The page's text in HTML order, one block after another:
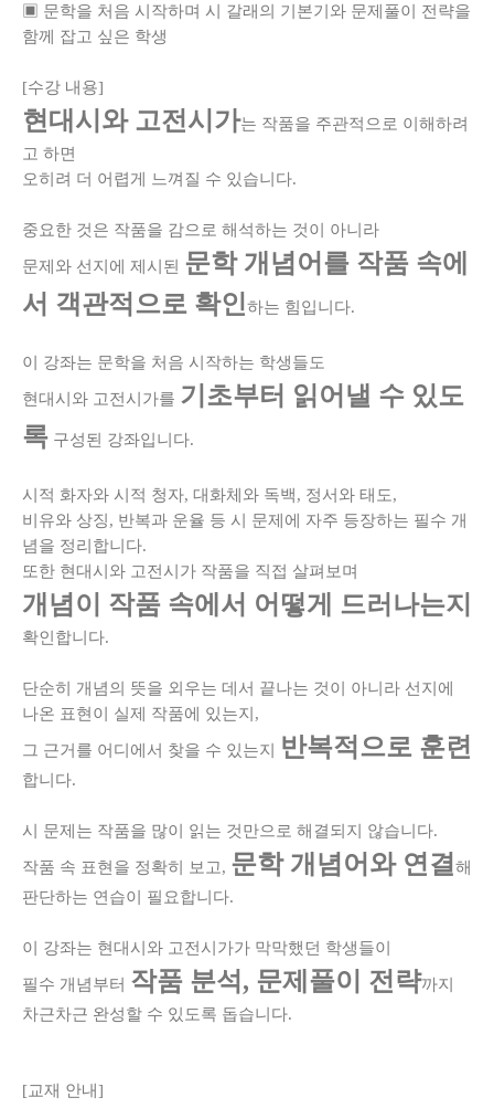
▣ 문학을 처음 시작하며 시 갈래의 기본기와 문제풀이 전략을
함께 잡고 싶은 학생
[수강 내용]
현대시와 고전시가는 작품을 주관적으로 이해하려
고 하면
오히려 더 어렵게 느껴질 수 있습니다.
중요한 것은 작품을 감으로 해석하는 것이 아니라
문제와 선지에 제시된 문학 개념어를 작품 속에
서 객관적으로 확인하는 힘입니다.
이 강좌는 문학을 처음 시작하는 학생들도
현대시와 고전시가를 기초부터 읽어낼 수 있도
록 구성된 강좌입니다.
시적 화자와 시적 청자, 대화체와 독백, 정서와 태도,
비유와 상징, 반복과 운율 등 시 문제에 자주 등장하는 필수 개
념을 정리합니다.
또한 현대시와 고전시가 작품을 직접 살펴보며
개념이 작품 속에서 어떻게 드러나는지
확인합니다.
단순히 개념의 뜻을 외우는 데서 끝나는 것이 아니라 선지에
나온 표현이 실제 작품에 있는지,
그 근거를 어디에서 찾을 수 있는지 반복적으로 훈련
합니다.
시 문제는 작품을 많이 읽는 것만으로 해결되지 않습니다.
작품 속 표현을 정확히 보고, 문학 개념어와 연결 해
판단하는 연습이 필요합니다.
이 강좌는 현대시와 고전시가가 막막했던 학생들이
필수 개념부터 작품 분석, 문제풀이 전략까지
차근차근 완성할 수 있도록 돕습니다.
[교재 안내]